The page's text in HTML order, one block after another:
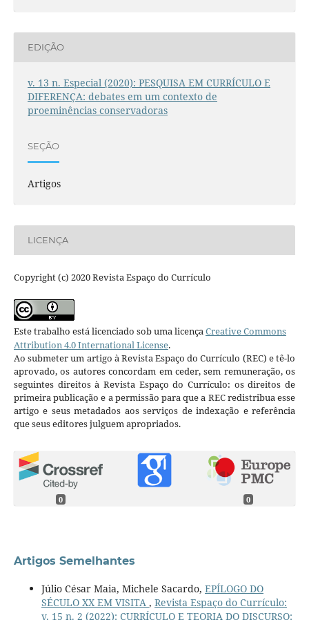
EDIÇÃO
v. 13 n. Especial (2020): PESQUISA EM CURRÍCULO E
DIFERENÇA: debates em um contexto de
proeminências conservadoras
SEÇÃO
Artigos
LICENÇA
Copyright (c) 2020 Revista Espaço do Currículo
Este trabalho está licenciado sob uma licençaCreative Commons
Attribution 4.0 International License.
Ao submeter um artigo à Revista Espaço do Currículo (REC) e tê-lo
aprovado, os autores concordam em ceder, sem remuneração, os
seguintes direitos à Revista Espaço do Currículo: os direitos de
primeira publicação e a permissão para que a REC redistribua esse
artigo e seus metadados aos serviços de indexação e referência
que seus editores julguem apropriados.
0 0
Artigos Semelhantes
Júlio César Maia, Michele Sacardo, EPÍLOGO DO
SÉCULO XX EM VISITA , Revista Espaço do Currículo:
v. 15 n. 2 (2022): CURRÍCULO E TEORIA DO DISCURSO: